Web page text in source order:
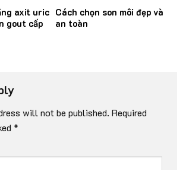
axit uric
gout cấp
Cách chọn son môi đẹp và
an toàn
will not be published. Required
*